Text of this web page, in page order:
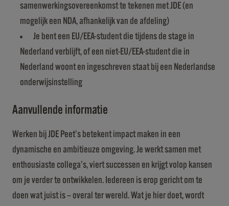
samenwerkingsovereenkomst te tekenen met JDE (en
mogelijk een NDA, afhankelijk van de afdeling)
Je bent een EU/EEA-student die tijdens de stage in
Nederland verblijft, of een niet-EU/EEA-student die in
Nederland woont en ingeschreven staat bij een Nederlandse
onderwijsinstelling
Aanvullende informatie
Werken bij JDE Peet’s betekent impact maken in een
dynamische en ambitieuze omgeving. Je werkt samen met
enthousiaste collega’s, viert successen en krijgt volop kansen
om je verder te ontwikkelen. Iedereen is erop gericht om te
doen wat juist is – overal ter wereld. Wat je hier doet, wordt